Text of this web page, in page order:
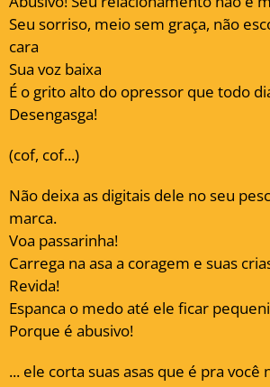
Seu sorriso, meio sem graça, não
cara
Sua voz baixa
É o grito alto do opressor que todo
Desengasga!
(cof, cof...)
Não deixa as digitais dele no seu
marca.
Voa passarinha!
Carrega na asa a coragem e suas
Revida!
Espanca o medo até ele ficar
Porque é abusivo!
... ele corta suas asas que é pra você